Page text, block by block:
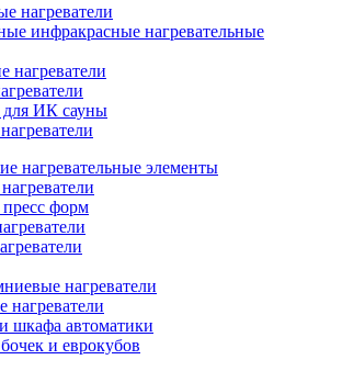
нагреватели
инфракрасные нагревательные
нагреватели
для ИК сауны
нагревательные элементы
пресс форм
нагреватели
нагреватели
шкафа автоматики
и еврокубов